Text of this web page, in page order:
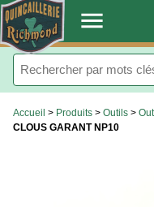
. menu
Accueil > Produits > Outils >
CLOUS GARANT NP10